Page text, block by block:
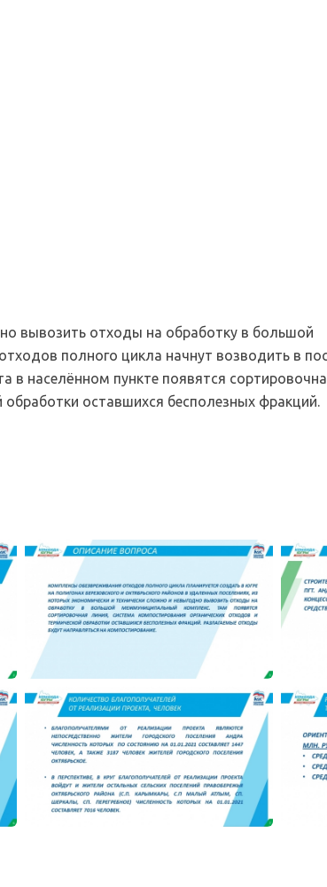
вывозить отходы на обработку в большой
полного цикла начнут возводить в
в населённом пункте появятся
оставшихся бесполезных фракций.